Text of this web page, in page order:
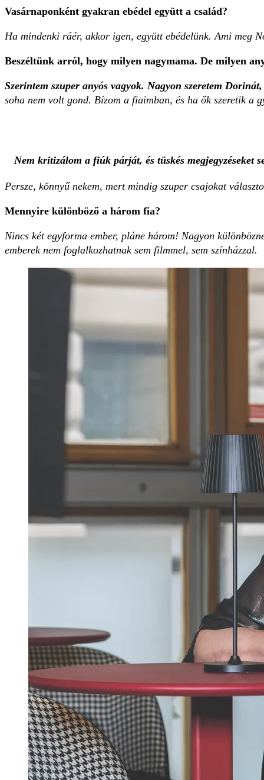
Vasárnaponként gyakran ebédel együtt a család?
Ha mindenki ráér, akkor igen, együtt ebédelünk. Ami
Beszéltünk arról, hogy milyen nagymama. De milyen
Szerintem szuper anyós vagyok. Nagyon szeretem
soha nem volt gond. Bízom a fiaimban, és ha ők szeretik a
Nem kritizálom a fiúk párját, és tüskés megjegyzéseket
Persze, könnyű nekem, mert mindig szuper csajokat
Mennyire különböző ­a három fia?
Nincs két egyforma ember, pláne három! Nagyon
emberek nem foglalkozhatnak sem filmmel, sem ­színházzal.